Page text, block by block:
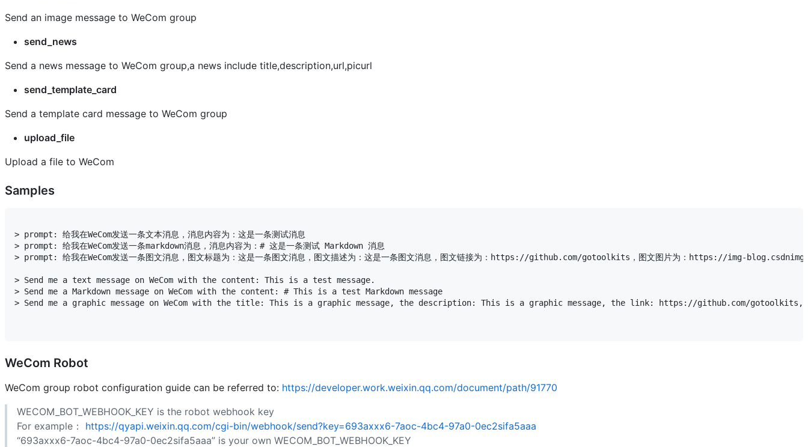
Send an image message to WeCom group
send_news
Send a news message to WeCom group,a news include title,description,url,picurl
send_template_card
Send a template card message to WeCom group
upload_file
Upload a file to WeCom
Samples
> prompt: 给我在WeCom发送一条文本消息，消息内容为：这是一条测试消息
> prompt: 给我在WeCom发送一条markdown消息，消息内容为：# 这是一条测试 Markdown 消息
> prompt: 给我在WeCom发送一条图文消息，图文标题为：这是一条图文消息，图文描述为：这是一条图文消息，图文链接为：https://github.com/gotoolkits，图文图片为：https://img-
> Send me a text message on WeCom with the content: This is a test message.
> Send me a Markdown message on WeCom with the content: # This is a test Markdown message
> Send me a graphic message on WeCom with the title: This is a graphic message, the description: This is a graphic message, the link: https://github.com/gotoolkits,
WeCom Robot
WeCom group robot configuration guide can be referred to: https://developer.work.weixin.qq.com/document/path/91770
WECOM_BOT_WEBHOOK_KEY is the robot webhook key
For example： https://qyapi.weixin.qq.com/cgi-bin/webhook/send?key=693axxx6-7aoc-4bc4-97a0-0ec2sifa5aaa
“693axxx6-7aoc-4bc4-97a0-0ec2sifa5aaa” is your own WECOM_BOT_WEBHOOK_KEY